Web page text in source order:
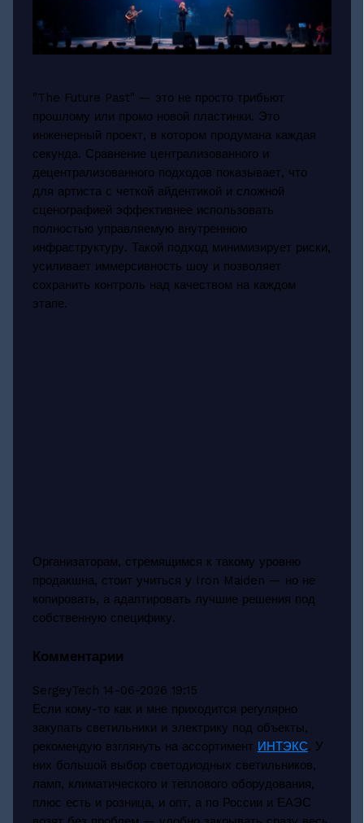
"The Future Past" — это не просто трибьют
прошлому или промо новой пластинки. Это
инженерный проект, в котором продумана каждая
секунда. Сравнение централизованного и
децентрализованного подходов показывает, что
для артиста с четкой айдентикой и сложной
сценографией эффективнее использовать
полностью управляемую внутреннюю
инфраструктуру. Такой подход минимизирует риски,
усиливает иммерсивность шоу и позволяет
сохранить контроль над качеством на каждом
этапе.
Организаторам, стремящимся к такому уровню
продакшна, стоит учиться у Iron Maiden — но не
копировать, а адаптировать лучшие решения под
собственную специфику.
Комментарии
SergeyTech 14-06-2026 19:15
Если кому-то как и мне приходится регулярно
закупать светильники и электрику под объекты,
рекомендую взглянуть на ассортимент ИНТЭКС. У
них большой выбор светодиодных светильников,
ламп, климатического и теплового оборудования,
плюс есть и розница, и опт, а по России и ЕАЭС